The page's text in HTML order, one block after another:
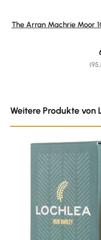
The Arran Machrie Moor
Weitere Produkte von